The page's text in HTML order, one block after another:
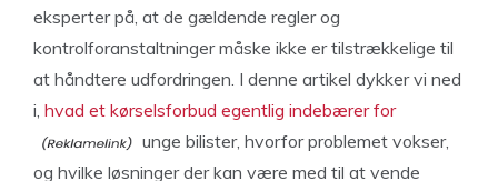
eksperter på, at de gældende regler og
kontrolforanstaltninger måske ikke er tilstrækkelige til
at håndtere udfordringen. I denne artikel dykker vi ned
i, hvad et kørselsforbud egentlig indebærer for
unge bilister, hvorfor problemet vokser,
og hvilke løsninger der kan være med til at vende